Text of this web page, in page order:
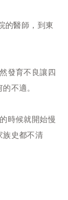
的醫師，到東
發育不良讓四
不適。
時候就開始慢
族史都不清